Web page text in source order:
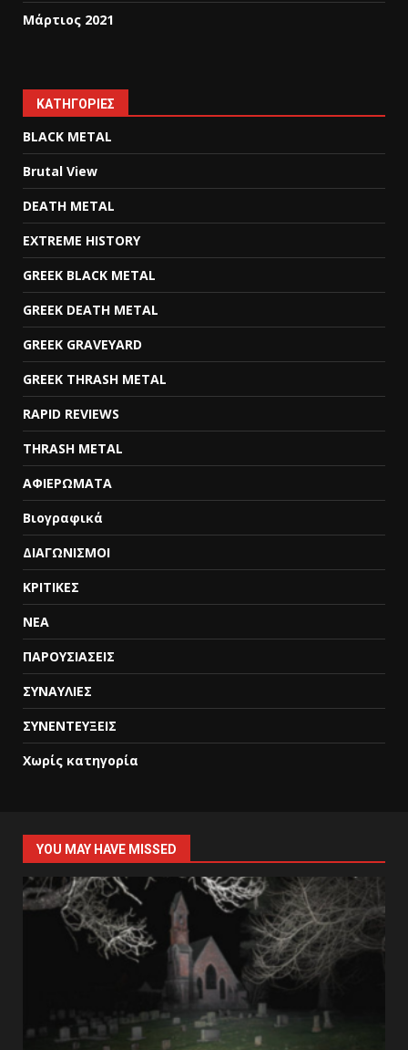
Μάρτιος 2021
KΑΤΗΓΟΡΊΕΣ
BLACK METAL
Brutal View
DEATH METAL
EXTREME HISTORY
GREEK BLACK METAL
GREEK DEATH METAL
GREEK GRAVEYARD
GREEK THRASH METAL
RAPID REVIEWS
THRASH METAL
ΑΦΙΕΡΩΜΑΤΑ
Βιογραφικά
ΔΙΑΓΩΝΙΣΜΟΙ
ΚΡΙΤΙΚΕΣ
ΝΕΑ
ΠΑΡΟΥΣΙΑΣΕΙΣ
ΣΥΝΑΥΛΙΕΣ
ΣΥΝΕΝΤΕΥΞΕΙΣ
Χωρίς κατηγορία
YOU MAY HAVE MISSED